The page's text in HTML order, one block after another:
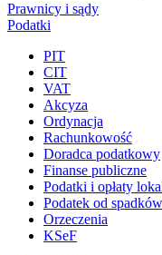
Prawnicy i sądy
Podatki
PIT
CIT
VAT
Akcyza
Ordynacja
Rachunkowość
Doradca podatkowy
Finanse publiczne
Podatki i opłaty
Podatek od
Orzeczenia
KSeF